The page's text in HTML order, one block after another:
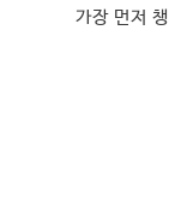
가장 먼저